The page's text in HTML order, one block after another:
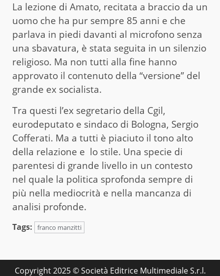
La lezione di Amato, recitata a braccio da un
uomo che ha pur sempre 85 anni e che
parlava in piedi davanti al microfono senza
una sbavatura, è stata seguita in un silenzio
religioso. Ma non tutti alla fine hanno
approvato il contenuto della “versione” del
grande ex socialista.
Tra questi l’ex segretario della Cgil,
eurodeputato e sindaco di Bologna, Sergio
Cofferati. Ma a tutti è piaciuto il tono alto
della relazione e lo stile. Una specie di
parentesi di grande livello in un contesto
nel quale la politica sprofonda sempre di
più nella mediocrità e nella mancanza di
analisi profonde.
Tags: franco manzitti
Copyright 2025 © Società Editrice Multimediale S.r.l.